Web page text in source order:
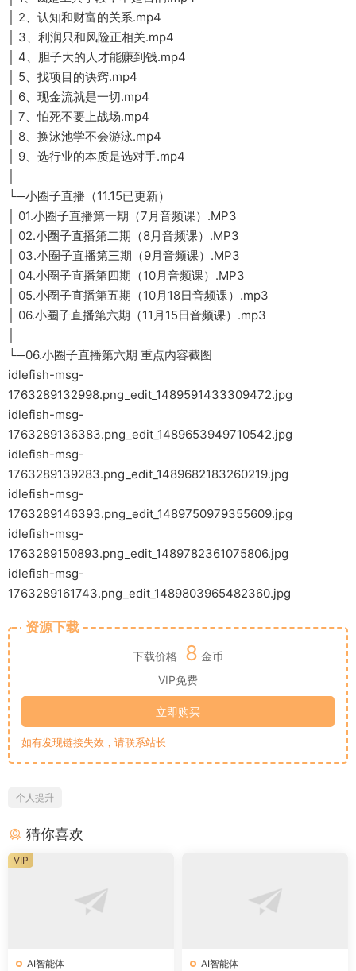
│ 2、认知和财富的关系.mp4
│ 3、利润只和风险正相关.mp4
│ 4、胆子大的人才能赚到钱.mp4
│ 5、找项目的诀窍.mp4
│ 6、现金流就是一切.mp4
│ 7、怕死不要上战场.mp4
│ 8、换泳池学不会游泳.mp4
│ 9、选行业的本质是选对手.mp4
└─小圈子直播（11.15已更新）
│ 01.小圈子直播第一期（7月音频课）.MP3
│ 02.小圈子直播第二期（8月音频课）.MP3
│ 03.小圈子直播第三期（9月音频课）.MP3
│ 04.小圈子直播第四期（10月音频课）.MP3
│ 05.小圈子直播第五期（10月18日音频课）.mp3
│ 06.小圈子直播第六期（11月15日音频课）.mp3
└─06.小圈子直播第六期 重点内容截图
idlefish-msg-
1763289132998.png_edit_1489591433309472.jpg
idlefish-msg-
1763289136383.png_edit_1489653949710542.jpg
idlefish-msg-
1763289139283.png_edit_1489682183260219.jpg
idlefish-msg-
1763289146393.png_edit_1489750979355609.jpg
idlefish-msg-
1763289150893.png_edit_1489782361075806.jpg
idlefish-msg-
1763289161743.png_edit_1489803965482360.jpg
资源下载
下载价格 8 金币
VIP免费
立即购买
如有发现链接失效，请联系站长
个人提升
猜你喜欢
AI智能体
VIP
AI智能体